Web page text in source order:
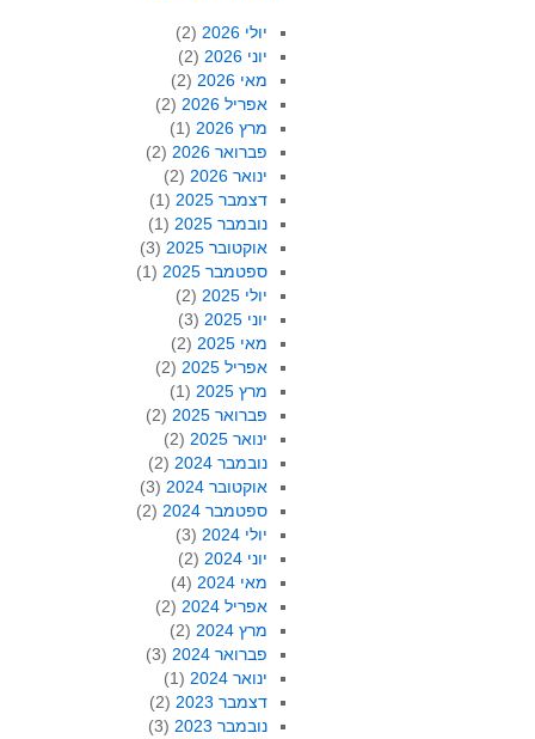
יולי 2026
(2)
יוני 2026
(2)
מאי 2026
(2)
אפריל 2026
(2)
מרץ 2026
(1)
פברואר 2026
(2)
ינואר 2026
(2)
דצמבר 2025
(1)
נובמבר 2025
(1)
אוקטובר 2025
(3)
ספטמבר 2025
(1)
יולי 2025
(2)
יוני 2025
(3)
מאי 2025
(2)
אפריל 2025
(2)
מרץ 2025
(1)
פברואר 2025
(2)
ינואר 2025
(2)
נובמבר 2024
(2)
אוקטובר 2024
(3)
ספטמבר 2024
(2)
יולי 2024
(3)
יוני 2024
(2)
מאי 2024
(4)
אפריל 2024
(2)
מרץ 2024
(2)
פברואר 2024
(3)
ינואר 2024
(1)
דצמבר 2023
(2)
נובמבר 2023
(3)